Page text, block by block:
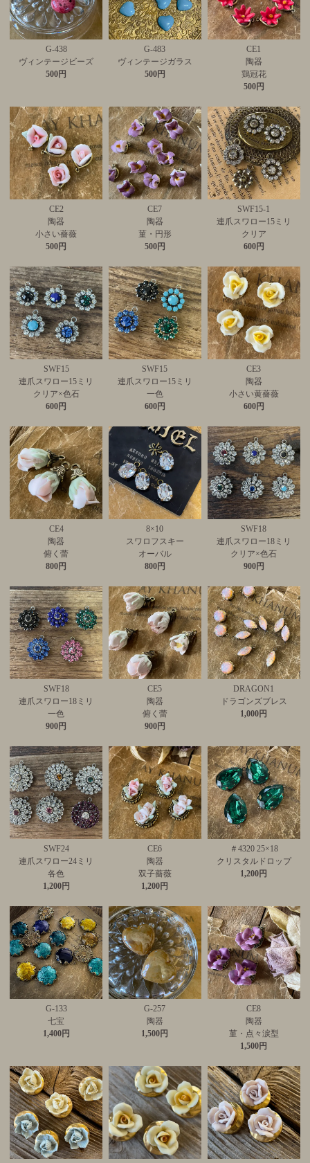
G-438
ヴィンテージビーズ
500円
G-483
ヴィンテージガラス
500円
CE1
陶器
鶏冠花
500円
CE2
陶器
小さい薔薇
500円
CE7
陶器
菫・円形
500円
SWF15-1
連爪スワロー15ミリ
クリア
600円
SWF15
連爪スワロー15ミリ
クリア×色石
600円
SWF15
連爪スワロー15ミリ
一色
600円
CE3
陶器
小さい黄薔薇
600円
CE4
陶器
俯く蕾
800円
8×10
スワロフスキー
オーバル
800円
SWF18
連爪スワロー18ミリ
クリア×色石
900円
SWF18
連爪スワロー18ミリ
一色
900円
CE5
陶器
俯く蕾
900円
DRAGON1
ドラゴンズブレス
1,000円
SWF24
連爪スワロー24ミリ
各色
1,200円
CE6
陶器
双子薔薇
1,200円
＃4320 25×18
クリスタルドロップ
1,200円
G-133
七宝
1,400円
G-257
陶器
1,500円
CE8
陶器
菫・点々涙型
1,500円